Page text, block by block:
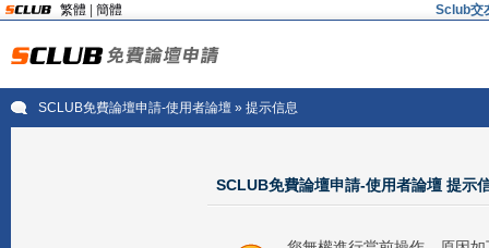
繁體 簡體 Sclub交
SCLUB免費論壇申請-使用者論壇» 提示信息
SCLUB免費論壇申請-使用者論壇 提示